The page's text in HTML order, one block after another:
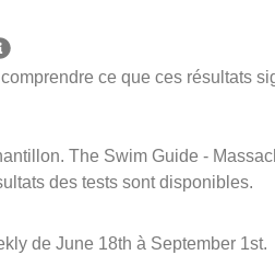
ce que ces résultats
The Swim Guide -
des tests sont disponibles.
de June 18th à September 1st.